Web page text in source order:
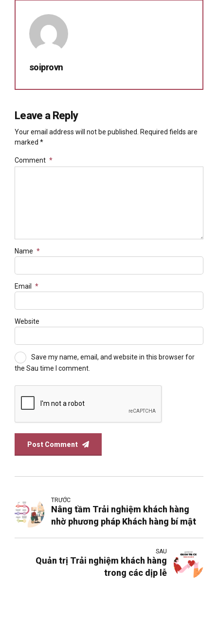
soiprovn
Leave a Reply
Your email address will not be published. Required fields are
marked *
Comment *
Name *
Email *
Website
Save my name, email, and website in this browser for
the Sau time I comment.
Post Comment
TRƯỚC
Nâng tầm Trải nghiệm khách hàng
nhờ phương pháp Khách hàng bí mật
SAU
Quản trị Trải nghiệm khách hàng
trong các dịp lễ